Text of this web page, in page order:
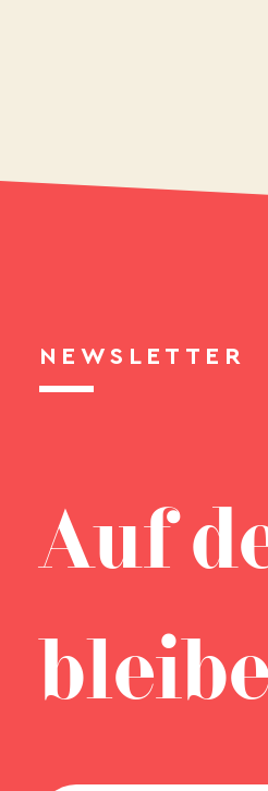
NEWSLETTER
Auf